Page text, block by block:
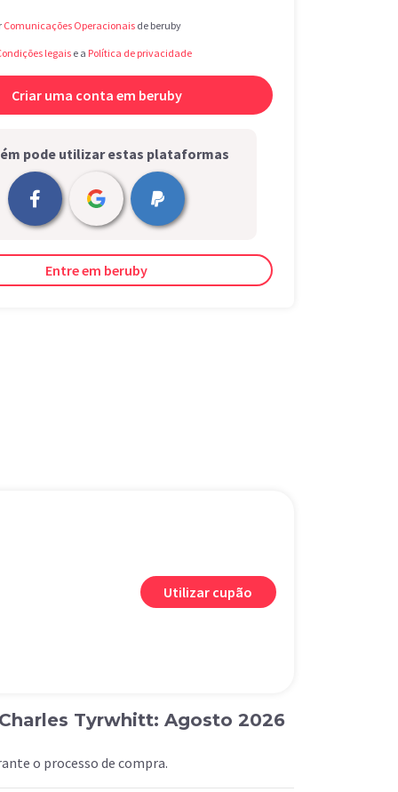
Comunicações Operacionais de beruby
legaise a Política de privacidade
pode utilizar estas plataformas
Entre em beruby
Utilizar cupão
Tyrwhitt: Agosto 2026
o processo de compra.